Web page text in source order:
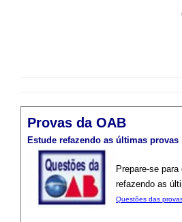
Provas da OAB
Estude refazendo as últimas provas
Prepare-se
refazendo as
Questões das